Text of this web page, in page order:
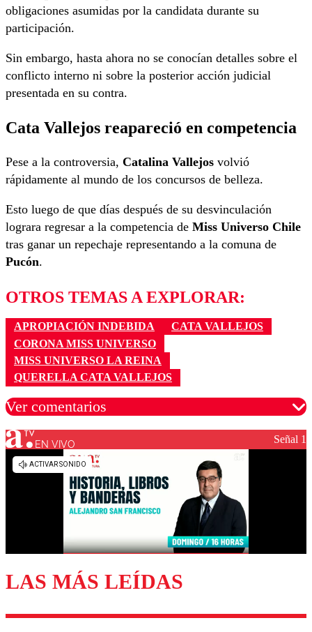
obligaciones asumidas por la candidata durante su
participación.
Sin embargo, hasta ahora no se conocían detalles sobre el
conflicto interno ni sobre la posterior acción judicial
presentada en su contra.
Cata Vallejos reapareció en competencia
Pese a la controversia, Catalina Vallejos volvió
rápidamente al mundo de los concursos de belleza.
Esto luego de que días después de su desvinculación
lograra regresar a la competencia de Miss Universo Chile
tras ganar un repechaje representando a la comuna de
Pucón.
OTROS TEMAS A EXPLORAR:
APROPIACIÓN INDEBIDA
CATA VALLEJOS
CORONA MISS UNIVERSO
MISS UNIVERSO LA REINA
QUERELLA CATA VALLEJOS
Ver comentarios
Los comentarios son moderados para garantizar un
diálogo respetuoso.
Enviar comentario
EN VIVO Señal 1
LAS MÁS LEÍDAS